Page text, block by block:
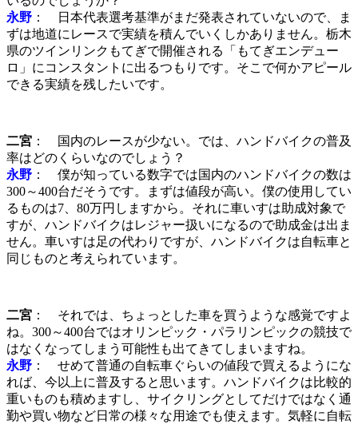
永野 ： 日本代表選考基準がまだ発表されていないので、ま
ずは地道にレースで実績を積んでいくしかありません。栃木
県のツインリンクもてぎで開催される「もてぎエンデュー
ロ」にコンスタントに出るつもりです。そこで何かアピール
できる実績を残したいです。
二宮 ： 国内のレースが少ない。では、ハンドバイクの普及
率はどのくらいなのでしょう？
永野 ： 僕が知っている数字では国内のハンドバイクの数は
300～400台だそうです。まずは値段が高い。僕の使用してい
るものは7、80万円しますから。それに車いすは助成対象で
すが、ハンドバイクはレジャー扱いになるので助成金は出ま
せん。車いすは足の代わりですが、ハンドバイクは自転車と
同じものと考えられています。
二宮 ： それでは、ちょっとした車を買うような感覚ですよ
ね。300～400台ではオリンピック・パラリンピックの競技で
はなくなってしまう可能性も出てきてしまいますね。
永野 ： せめて普通の自転車ぐらいの値段で買えるようにな
れば、今以上に普及すると思います。ハンドバイクは比較的
重いものも積めますし、サイクリングとしてだけではなく通
勤や買い物など日常の様々な用途でも使えます。気軽に自転